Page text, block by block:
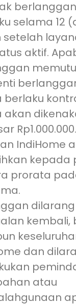
selama 12
setelah
aktif.
berlaku
akan
Rp1.000.000.
IndiHome
kepada
prorata
kembali,
dan
atau